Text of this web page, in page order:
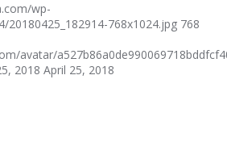
wp-
768x1024.jpg 768
avatar/
2018 April 25, 2018